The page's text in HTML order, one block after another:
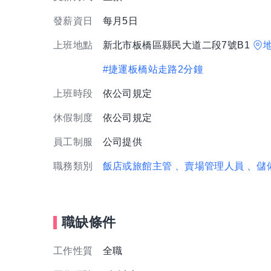
發薪資日 每月5日
上班地點 新北市板橋區縣民大道二段7號B1
#捷運板橋站走路2分鐘
上班時段 依公司規定
休假制度 依公司規定
員工制服 公司提供
職務類別 飯店或旅館主管 、賣場管理人員 、
職缺條件
工作性質 全職